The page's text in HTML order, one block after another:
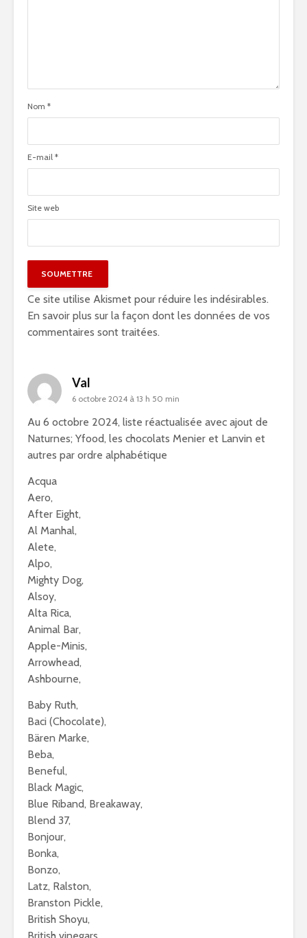
Nom *
E-mail *
Site web
Ce site utilise Akismet pour réduire les indésirables.
En savoir plus sur la façon dont les données de vos
commentaires sont traitées.
Val
6 octobre 2024 à 13 h 50 min
Au 6 octobre 2024, liste réactualisée avec ajout de
Naturnes; Yfood, les chocolats Menier et Lanvin et
autres par ordre alphabétique
Acqua
Aero,
After Eight,
Al Manhal,
Alete,
Alpo,
Mighty Dog,
Alsoy,
Alta Rica,
Animal Bar,
Apple-Minis,
Arrowhead,
Ashbourne,
Baby Ruth,
Baci (Chocolate),
Bären Marke,
Beba,
Beneful,
Black Magic,
Blue Riband, Breakaway,
Blend 37,
Bonjour,
Bonka,
Bonzo,
Latz, Ralston,
Branston Pickle,
British Shoyu,